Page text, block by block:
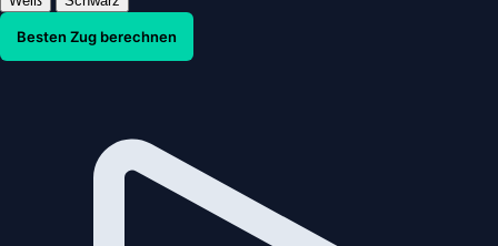
Besten Zug berechnen